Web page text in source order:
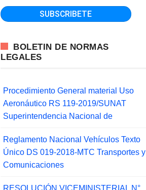
BOLETIN DE NORMAS
LEGALES
Procedimiento General material Uso
Aeronáutico RS 119-2019/SUNAT
Superintendencia Nacional de
Reglamento Nacional Vehículos Texto
Único DS 019-2018-MTC Transportes y
Comunicaciones
RESOLUCIÓN VICEMINISTERIAL N°